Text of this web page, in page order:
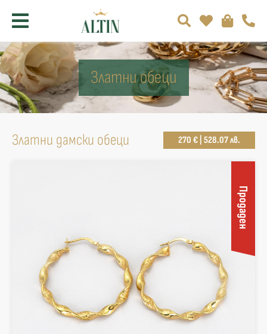
Златни обеци
Златни дамски обеци 270 € | 528.07 лв.
Продаден